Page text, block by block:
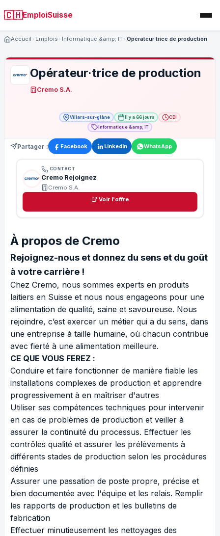
🇨🇭EmploiSuisse
Accueil Emplois Informatique &amp; IT Opérateur·trice de production
Opérateur·trice de production
Cremo S.A.
Villars-sur-glâne Il y a 66 jours
CDI
Informatique &amp; IT
Partager : Facebook LinkedIn WhatsApp
CONTACT
Cremo Rejoignez
Cremo S.A.
Voir l'offre
À propos de Cremo
Rejoignez-nous et donnez du sens et du goût
à votre carrière !
Chez Cremo, nous sommes experts en produits
laitiers en Suisse et nous nous engageons pour une
alimentation de qualité, saine et savoureuse. Nous
rejoindre, c’est exercer un métier qui a du sens, dans
une entreprise à taille humaine, où chacun contribue
avec fierté à une alimentation meilleure.
CE QUE VOUS FEREZ :
Conduire et faire fonctionner de manière fiable les
installations complexes de production et apprendre
progressivement à en maîtriser d'autres
Utiliser ses compétences techniques pour intervenir
en cas de problèmes de production et veiller à
assurer la continuité du processus. Effectuer les
contrôles qualité et assurer les prélèvements à
différents stades de production selon les procédures
définies
Assurer une passation de poste propre, précise et
bien documentée avec l'équipe et les relais. Remplir
les rapports de production et les bulletins de
fabrication
Effectuer minutieusement les nettoyages des